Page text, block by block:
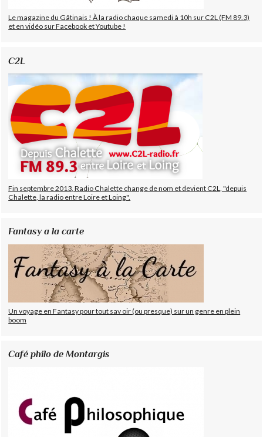
Le magazine du Gâtinais ! À la radio chaque samedi à 10h sur C2L (FM 89.3)
et en vidéo sur Facebook et Youtube !
C2L
Fin septembre 2013, Radio Chalette change de nom et devient C2L, "depuis
Chalette, la radio entre Loire et Loing".
Fantasy a la carte
Un voyage en Fantasy pour tout sav oir (ou presque) sur un genre en plein
boom
Café philo de Montargis